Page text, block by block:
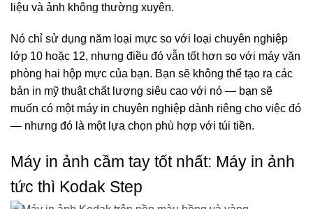
liệu và ảnh không thường xuyên.
Nó chỉ sử dụng năm loại mực so với loại chuyên nghiệp
lớp 10 hoặc 12, nhưng điều đó vẫn tốt hơn so với máy văn
phòng hai hộp mực của bạn. Bạn sẽ không thể tạo ra các
bản in mỹ thuật chất lượng siêu cao với nó — bạn sẽ
muốn có một máy in chuyên nghiệp dành riêng cho việc đó
— nhưng đó là một lựa chọn phù hợp với túi tiền.
Máy in ảnh cầm tay tốt nhất: Máy in ảnh
tức thì Kodak Step